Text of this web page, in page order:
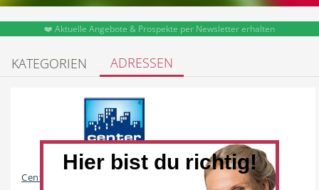
DE-News News
Restaurant Hotel
❤️ Aktuelle Angebote & Prospekte per Newsletter erhalten
KATEGORIEN ADRESSEN
Centershop
Hier bist du richtig!